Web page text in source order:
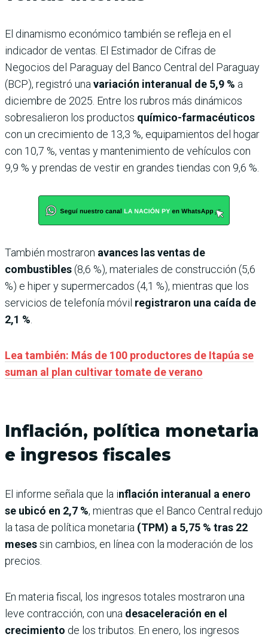
El dinamismo económico también se refleja en el
indicador de ventas. El Estimador de Cifras de
Negocios del Paraguay del Banco Central del Paraguay
(BCP), registró unavariación interanual de 5,9 % a
diciembre de 2025. Entre los rubros más dinámicos
sobresalieron los productos químico-farmacéuticos
con un crecimiento de 13,3 %, equipamientos del hogar
con 10,7 %, ventas y mantenimiento de vehículos con
9,9 % y prendas de vestir en grandes tiendas con 9,6 %.
También mostraron avances las ventas de
combustibles(8,6 %), materiales de construcción (5,6
%) e hiper y supermercados (4,1 %), mientras que los
servicios de telefonía móvil registraron una caída de
2,1 %.
Lea también: Más de 100 productores de Itapúa se
suman al plan cultivar tomate de verano
Inflación, política monetaria
e ingresos fiscales
El informe señala que la inflación interanual a enero
se ubicó en 2,7 %, mientras que el Banco Central redujo
la tasa de política monetaria (TPM) a 5,75 % tras 22
mesessin cambios, en línea con la moderación de los
precios.
En materia fiscal, los ingresos totales mostraron una
leve contracción, con una desaceleración en el
crecimiento de los tributos. En enero, los ingresos